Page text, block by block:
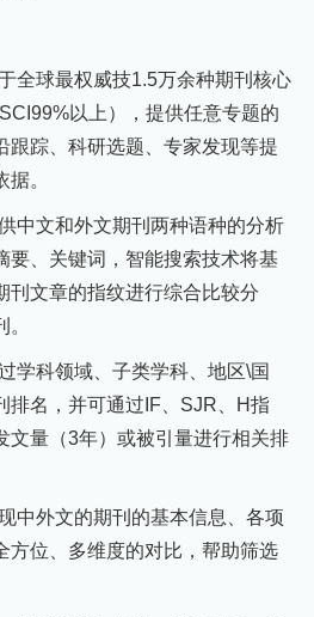
全球最权威技1.5万余种期刊核心
以上），提供任意专题的
跟踪、科研选题、专家发现等提
。
中文和外文期刊两种语种的分析
要、关键词，智能搜索技术将基
刊文章的指纹进行综合比较分
学科领域、子类学科、地区\国
排名，并可通过 IF、 SJR H指
文量（3年）或被引量进行相关排
中外文的期刊的基本信息、各项
方位、多维度的对比，帮助筛选